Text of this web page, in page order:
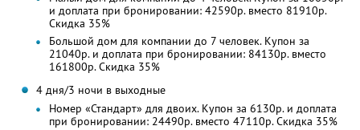
и доплата при бронировании: 42590р. вместо 81910р.
Скидка 35%
Большой дом для компании до 7 человек. Купон за
21040р. и доплата при бронировании: 84130р. вместо
161800р. Скидка 35%
4 дня/3 ночи в выходные
Номер «Стандарт» для двоих. Купон за 6130р. и доплата
при бронировании: 24490р. вместо 47110р. Скидка 35%